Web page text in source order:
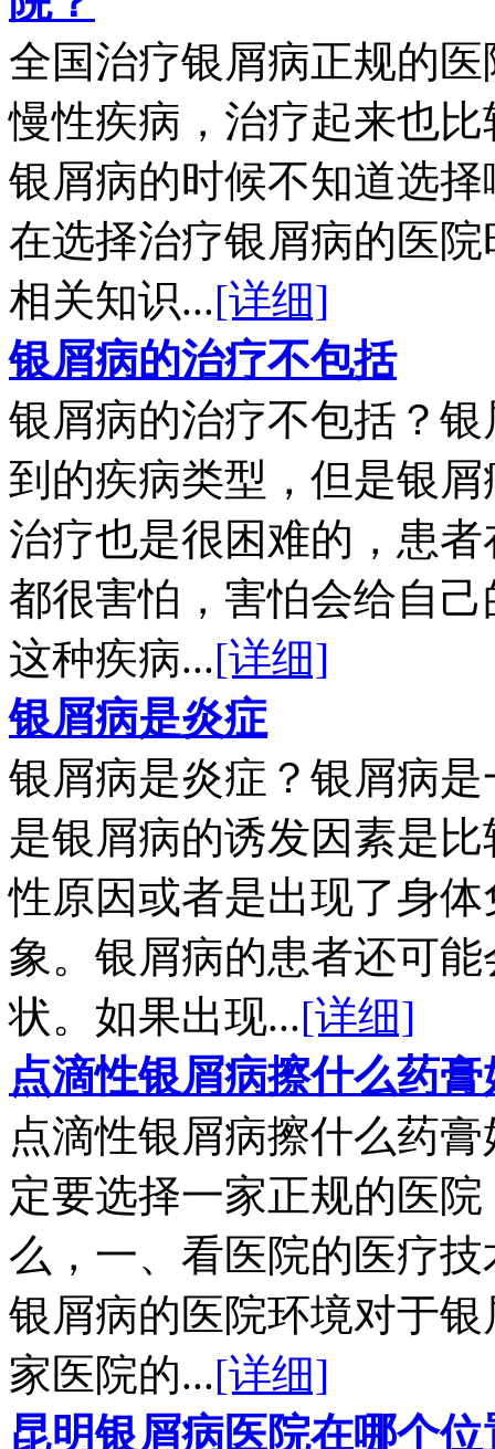
全国治疗银屑病正规的
慢性疾病，治疗起来也
银屑病的时候不知道选
在选择治疗银屑病的医
相关知识...[详细]
银屑病的治疗不包括
银屑病的治疗不包括？
到的疾病类型，但是银
治疗也是很困难的，患
都很害怕，害怕会给自
这种疾病...[详细]
银屑病是炎症
银屑病是炎症？银屑病
是银屑病的诱发因素是
性原因或者是出现了身
象。银屑病的患者还可
状。如果出现...[详细]
点滴性银屑病擦什么药膏
点滴性银屑病擦什么药
定要选择一家正规的医
么，一、看医院的医疗
银屑病的医院环境对于
家医院的...[详细]
昆明银屑病医院在哪个位